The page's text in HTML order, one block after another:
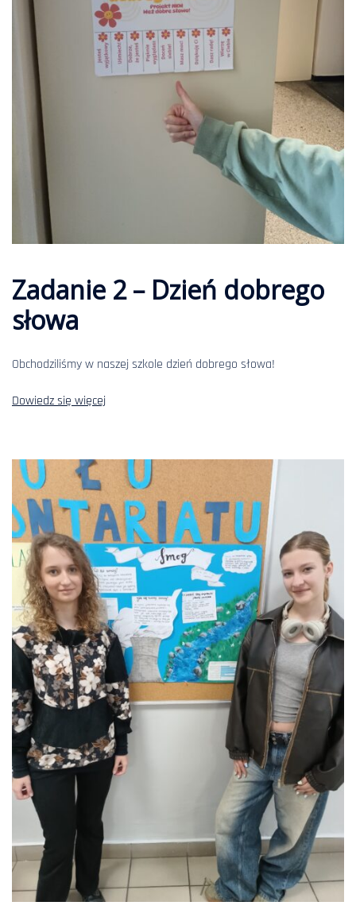
Zadanie 2 – Dzień dobrego
słowa
Obchodziliśmy w naszej szkole dzień dobrego słowa!
Dowiedz się więcej